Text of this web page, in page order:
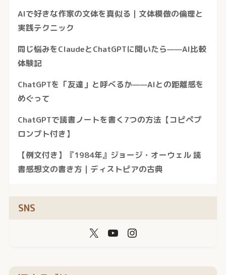
AIで好きな作家の文体を真似る｜文体模倣の倫理と
実践テクニック
同じ悩みをClaudeとChatGPTに聞いたら——AI比較
体験記
ChatGPTを「友達」と呼べるか——AIとの距離感を
めぐって
ChatGPTで読書ノートを書く7つの方法【コピペプ
ロンプト付き】
【例文付き】『1984年』ジョージ・オーウェル 読
書感想文の書き方｜ディストピアの古典
SNS